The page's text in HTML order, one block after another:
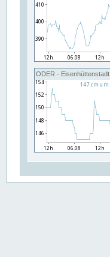
ODER - Eisenhüttenstadt